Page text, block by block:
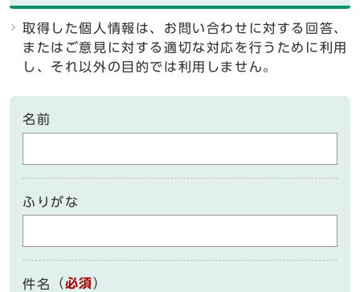
取得した個人情報は、お問い合わせに対する回答、
またはご意見に対する適切な対応を行うために利用
し、それ以外の目的では利用しません。
名前
ふりがな
件名 （必須）